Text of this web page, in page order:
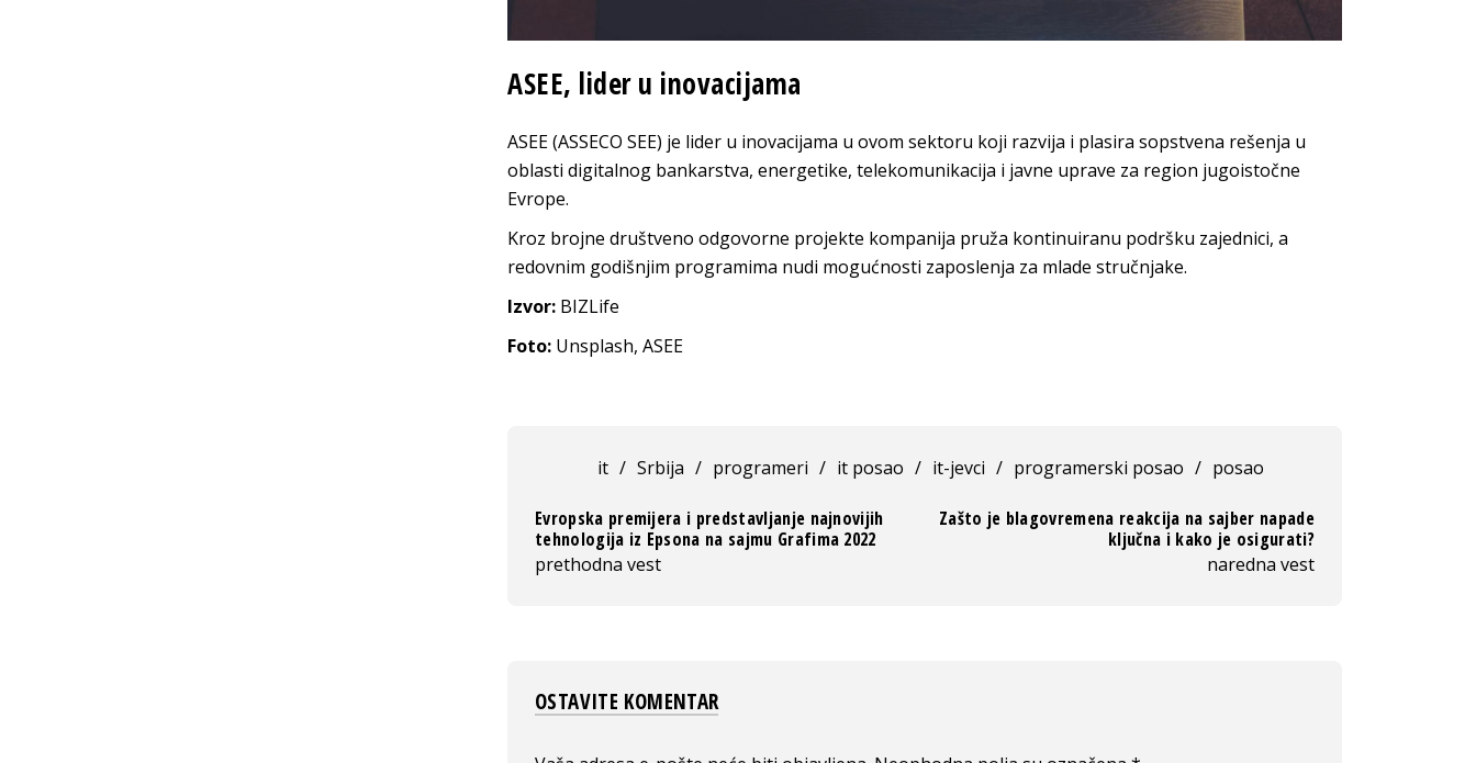
ASEE, lider u inovacijama
ASEE (ASSECO SEE) je lider u inovacijama u ovom sektoru koji razvija i plasira sopstvena rešenja u
oblasti digitalnog bankarstva, energetike, telekomunikacija i javne uprave za region jugoistočne
Evrope.
Kroz brojne društveno odgovorne projekte kompanija pruža kontinuiranu podršku zajednici, a
redovnim godišnjim programima nudi mogućnosti zaposlenja za mlade stručnjake.
Izvor: BIZLife
Foto: Unsplash, ASEE
it / Srbija / programeri / it posao / it-jevci / programerski posao / posao
Evropska premijera i predstavljanje najnovijih
tehnologija iz Epsona na sajmu Grafima 2022
prethodna vest
Zašto je blagovremena reakcija na sajber napade
ključna i kako je osigurati?
naredna vest
OSTAVITE KOMENTAR